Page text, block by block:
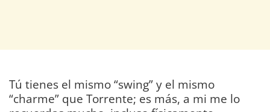
Tú tienes el mismo “swing” y el mismo
“charme” que Torrente; es más, a mi me lo